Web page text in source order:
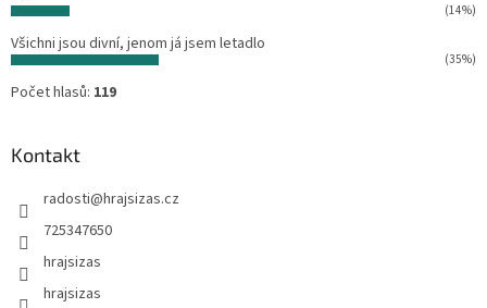
(14%)
Všichni jsou divní, jenom já jsem letadlo
(35%)
Počet hlasů: 119
Kontakt
radosti@hrajsizas.cz
725347650
hrajsizas
hrajsizas